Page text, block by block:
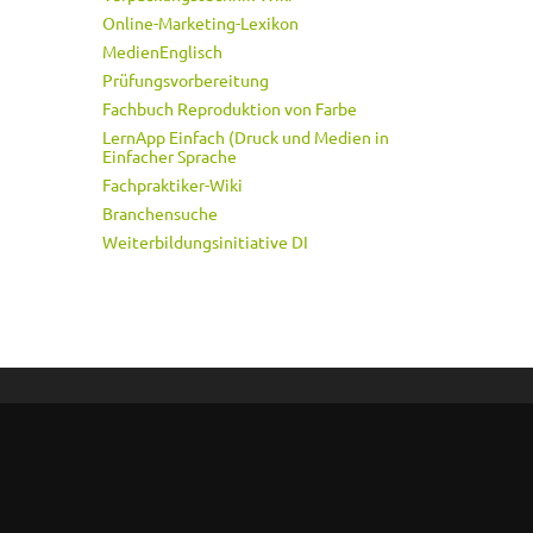
Online-Marketing-Lexikon
MedienEnglisch
Prüfungsvorbereitung
Fachbuch Reproduktion von Farbe
LernApp Einfach (Druck und Medien in
Einfacher Sprache
Fachpraktiker-Wiki
Branchensuche
Weiterbildungsinitiative DI